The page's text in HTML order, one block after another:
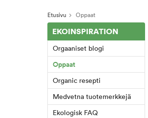
Etusivu Oppaat
EKOINSPIRATION
Orgaaniset blogi
Oppaat
Organic resepti
Medvetna tuotemerkkejä
Ekologisk FAQ